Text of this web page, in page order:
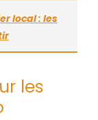
local : les
les